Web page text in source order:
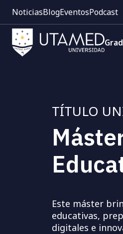
contenido
principal
cabecera:
Menú
1
NoticiasBlogEventosPodcast
TÍTULO
Este máster
educativas,
digitales e